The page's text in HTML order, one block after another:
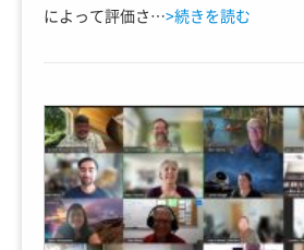
によって評価さ…>続きを読む